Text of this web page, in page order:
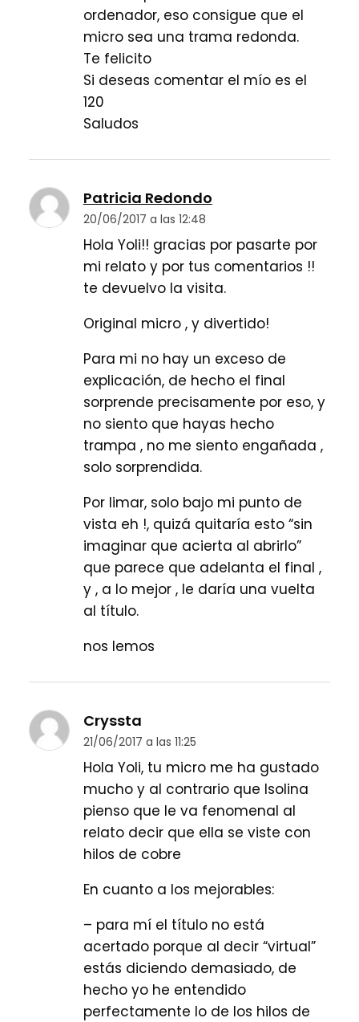
ordenador, eso consigue que el
micro sea una trama redonda.
Te felicito
Si deseas comentar el mío es el
120
Saludos
Patricia Redondo
20/06/2017 a las 12:48
Hola Yoli!! gracias por pasarte por
mi relato y por tus comentarios !!
te devuelvo la visita.
Original micro , y divertido!
Para mi no hay un exceso de
explicación, de hecho el final
sorprende precisamente por eso, y
no siento que hayas hecho
trampa , no me siento engañada ,
solo sorprendida.
Por limar, solo bajo mi punto de
vista eh !, quizá quitaría esto “sin
imaginar que acierta al abrirlo”
que parece que adelanta el final ,
y , a lo mejor , le daría una vuelta
al título.
nos lemos
Cryssta
21/06/2017 a las 11:25
Hola Yoli, tu micro me ha gustado
mucho y al contrario que Isolina
pienso que le va fenomenal al
relato decir que ella se viste con
hilos de cobre
En cuanto a los mejorables:
– para mí el título no está
acertado porque al decir “virtual”
estás diciendo demasiado, de
hecho yo he entendido
perfectamente lo de los hilos de